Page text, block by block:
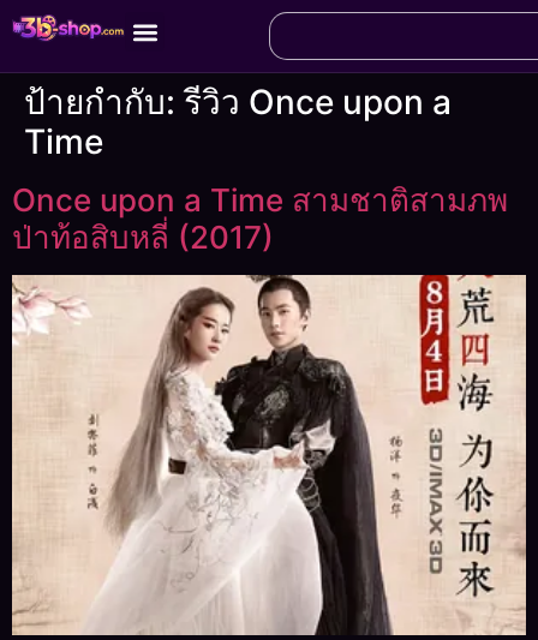
ป้ายกำกับ:รีวิว Once upon a
Time
Once upon a Time สามชาติสามภพ
ป่าท้อสิบหลี่ (2017)